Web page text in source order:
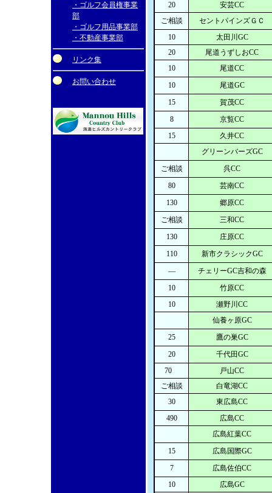
・ゴルフ会員権事業
部
・ゴルフ用品事業部
・不動産事業部
リンク集
お問い合わせ
20
安芸CC
ご相談
セントパインズＧＣ
10
太田川GC
20
尾道うずしおCC
10
尾道CC
10
尾道GC
15
賀茂CC
8
京覧CC
15
久井CC
グリーンバーズGC
ご相談
呉CC
80
芸南CC
130
郷原CC
ご相談
三和CC
130
庄原CC
110
新市クラシックGC
―
チェリーGC吉和の森
10
竹原CC
10
瀬野川CC
仙養ヶ原GC
25
鷹の巣GC
20
千代田GC
70
戸山CC
ご相談
白竜湖CC
30
東広島CC
490
広島CC
広島紅葉CC
15
広島国際GC
7
広島佐伯CC
10
広島GC